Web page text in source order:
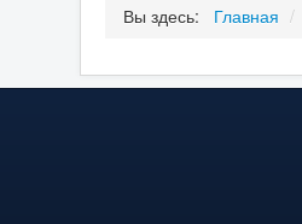
Вы здесь: Главная /